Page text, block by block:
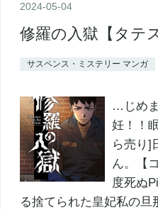
2024-05-04
修羅の入獄【タテ
サスペンス・ミステリー マンガ
…じめ
妊！！
ら売り]
ん。【
度死ぬ
る捨てられた皇妃私の旦